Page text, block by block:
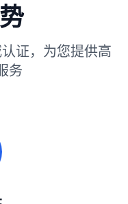
证，为您提供高
务